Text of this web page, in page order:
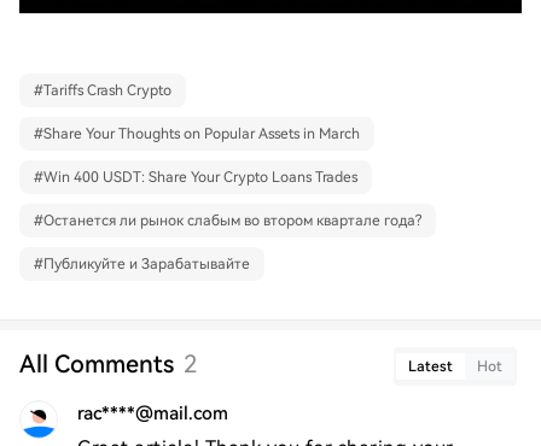
#Tariffs Crash Crypto
#Share Your Thoughts on Popular Assets in March
#Win 400 USDT: Share Your Crypto Loans Trades
#Останется ли рынок слабым во втором квартале года?
#Публикуйте и Зарабатывайте
All Comments 2 Latest Hot
rac****@mail.com